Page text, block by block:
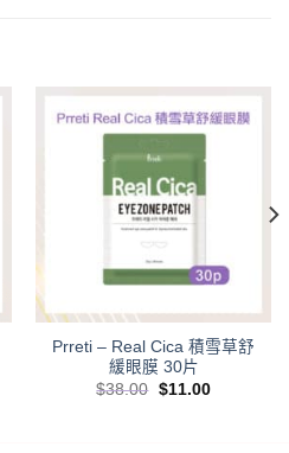
Prreti – Real Cica 積雪草舒
緩眼膜 30片
$38.00 Original
$11.00Current